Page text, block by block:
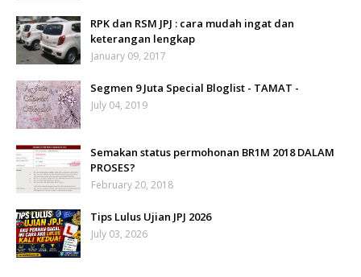
RPK dan RSM JPJ : cara mudah ingat dan
keterangan lengkap
January 09, 2017
Segmen 9 Juta Special Bloglist - TAMAT -
July 04, 2019
Semakan status permohonan BR1M 2018 DALAM
PROSES?
February 20, 2018
Tips Lulus Ujian JPJ 2026
July 03, 2026